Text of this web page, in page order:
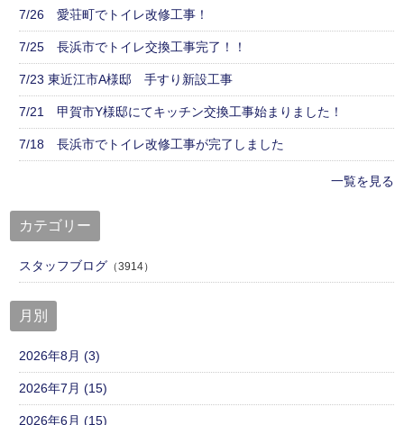
7/26 愛荘町でトイレ改修工事！
7/25 長浜市でトイレ交換工事完了！！
7/23 東近江市A様邸 手すり新設工事
7/21 甲賀市Y様邸にてキッチン交換工事始まりました！
7/18 長浜市でトイレ改修工事が完了しました
一覧を見る
カテゴリー
スタッフブログ （3914）
月別
2026年8月 (3)
2026年7月 (15)
2026年6月 (15)